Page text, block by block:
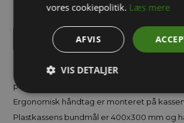
INDHENT TILBUD PÅ
Robust og slagfast kuffertkasse i PP plast.
på kassens bagkant og åbnes/låses nemt
Ergonomisk håndtag er monteret på
Plastkassens bundmål er 400x300 mm og
vores cookiepolitik. Læs mere
AFVIS
VIS DETALJER